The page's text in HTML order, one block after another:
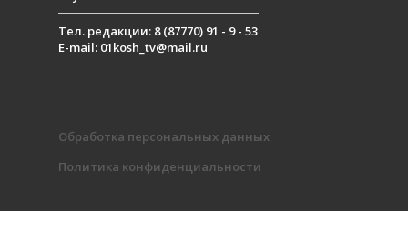
Тел. редакции: 8 (87770) 91 - 9 - 53
E-mail: 01kosh_tv@mail.ru
Обработка персональных данных
Политика конфиденциальности